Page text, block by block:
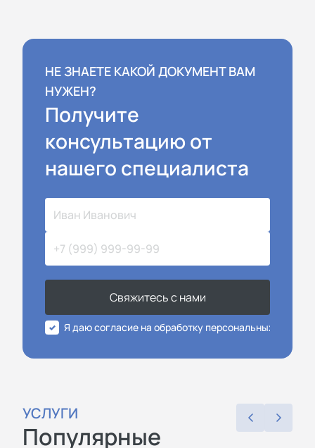
НЕ ЗНАЕТЕ КАКОЙ ДОКУМЕНТ ВАМ
НУЖЕН?
Получите
консультацию от
нашего специалиста
Свяжитесь с нами
Я даю согласие на обработку персональных
УСЛУГИ
Популярные